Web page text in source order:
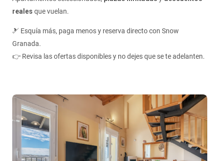
reales que vuelan.
🎿 Esquía más, paga menos y reserva directo con Snow
Granada.
👉 Revisa las ofertas disponibles y no dejes que se te adelanten.